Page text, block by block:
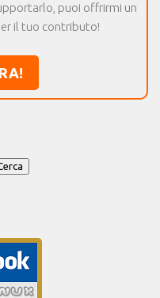
puoi offrirmi un
il tuo contributo!